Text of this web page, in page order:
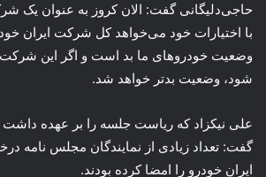
حاجی‌دلیگانی گفت: الان کروز به عنوان یک
با اختیارات خود می‌خواهد کل شرکت ایران
وضعیت خودروهای ما بد است و اگر این شرکت
شود، وضعیت بدتر خواهد شد.
علی نیکزاد که ریاست جلسه را بر عهده داشت
گفت: تعداد زیادی از نمایندگان مجلس نامه
ایران خودرو را امضا کرده بودند.